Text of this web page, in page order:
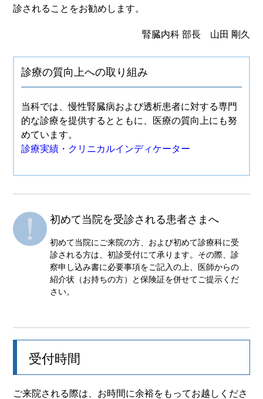
診されることをお勧めします。
腎臓内科 部長 山田 剛久
診療の質向上への取り組み
当科では、慢性腎臓病および透析患者に対する専門
的な診療を提供するとともに、医療の質向上にも努
めています。
診療実績・クリニカルインディケーター
初めて当院を受診される患者さまへ
初めて当院にご来院の方、および初めて診療科に受
診される方は、初診受付にて承ります。その際、診
察申し込み書に必要事項をご記入の上、医師からの
紹介状（お持ちの方）と保険証を併せてご提示くだ
さい。
受付時間
ご来院される際は、お時間に余裕をもってお越しくださ